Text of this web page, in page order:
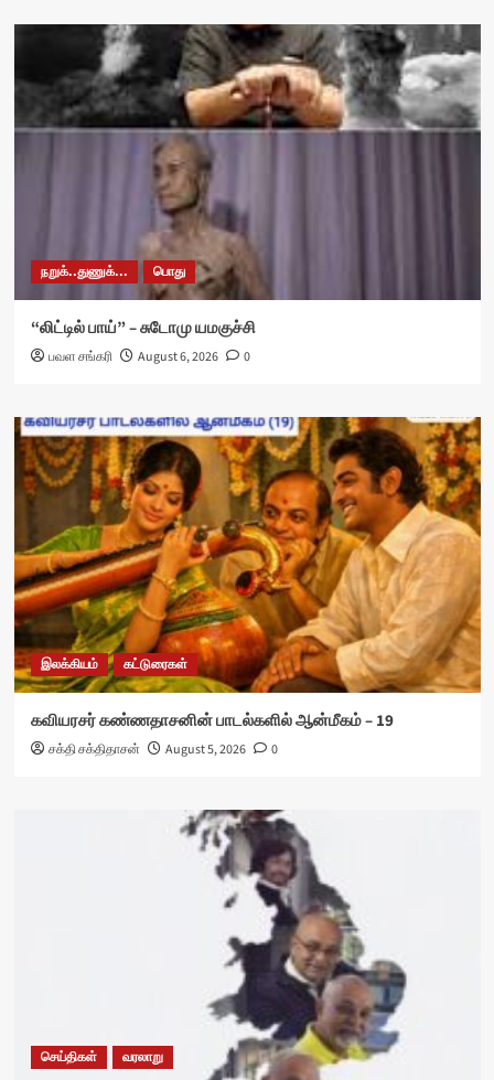
நறுக்..துணுக்... பொது
“லிட்டில் பாய்” – சுடோமு யமகுச்சி
பவள சங்கரி August 6, 2026 0
இலக்கியம் கட்டுரைகள்
கவியரசர் கண்ணதாசனின் பாடல்களில் ஆன்மீகம் – 19
சக்தி சக்திதாசன் August 5, 2026 0
செய்திகள் வரலாறு